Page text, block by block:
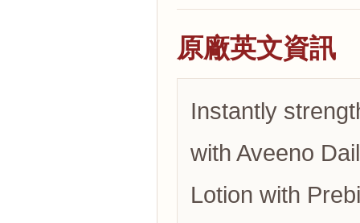
原廠英文資訊
Instantly
with Aveeno
Lotion with